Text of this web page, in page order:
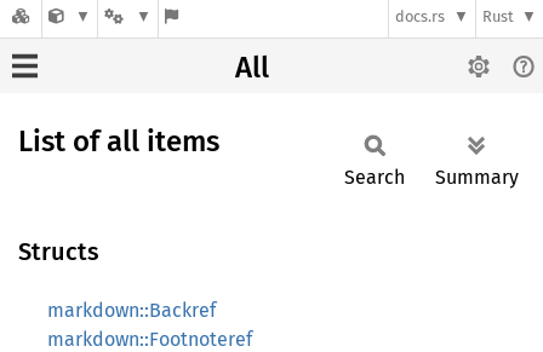
docs.rs Rust
All
List of all items
Search Summary
Structs
markdown::Backref
markdown::Footnoteref